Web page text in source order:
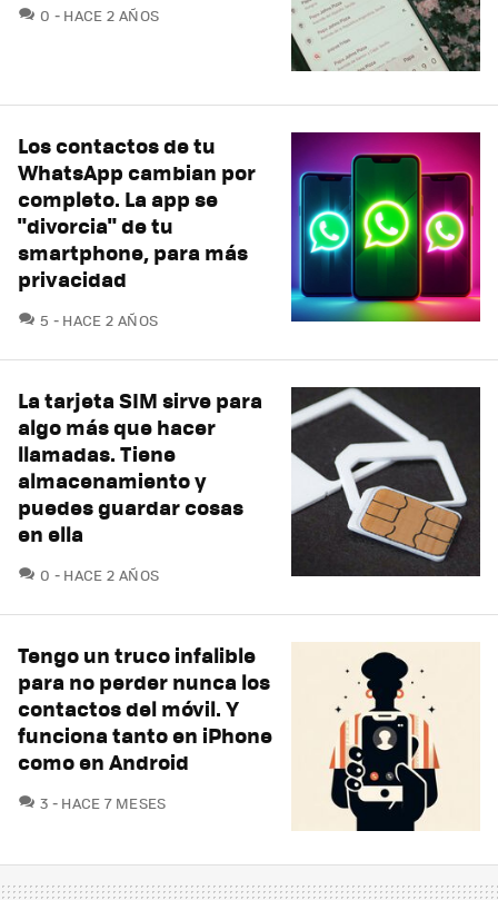
0 COMENTARIOS
HACE 2 AÑOS
Los contactos de tu
WhatsApp cambian por
completo. La app se
"divorcia" de tu
smartphone, para más
privacidad
5 COMENTARIOS
HACE 2 AÑOS
La tarjeta SIM sirve para
algo más que hacer
llamadas. Tiene
almacenamiento y
puedes guardar cosas
en ella
0 COMENTARIOS
HACE 2 AÑOS
Tengo un truco infalible
para no perder nunca los
contactos del móvil. Y
funciona tanto en iPhone
como en Android
3 COMENTARIOS
HACE 7 MESES